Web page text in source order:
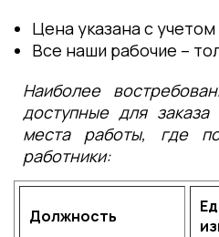
Цена указана с
Все наши рабочие –
Наиболее
доступные для
места работы, где
работники:
Должность